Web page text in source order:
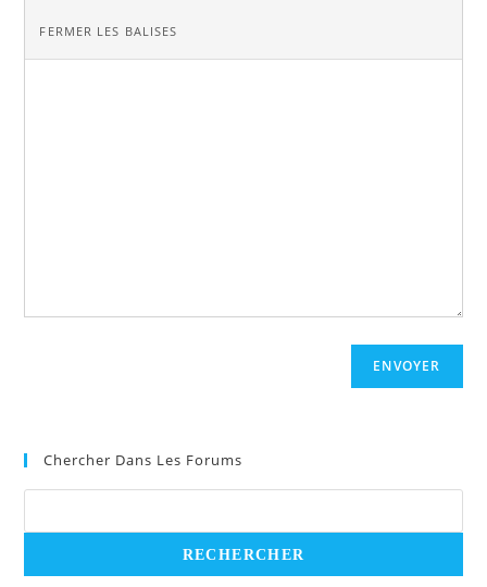
ENVOYER
Chercher Dans Les Forums